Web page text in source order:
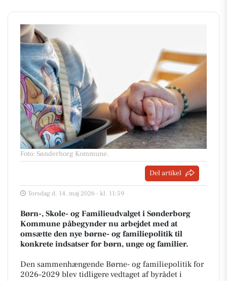
Foto: Sønderborg Kommune.
Del artikel
Torsdag d. 14. maj 2026 - kl. 11:59
Børn-, Skole- og Familieudvalget i Sønderborg
Kommune påbegynder nu arbejdet med at
omsætte den nye børne- og familiepolitik til
konkrete indsatser for børn, unge og familier.
Den sammenhængende Børne- og familiepolitik for
2026–2029 blev tidligere vedtaget af byrådet i